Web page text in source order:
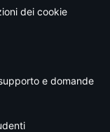
dei cookie
e domande